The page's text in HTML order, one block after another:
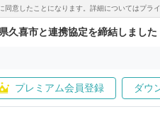
意したことになります。詳細についてはプラ
久喜市と連携協定を締結しました
プレミアム会員登録 ダウ